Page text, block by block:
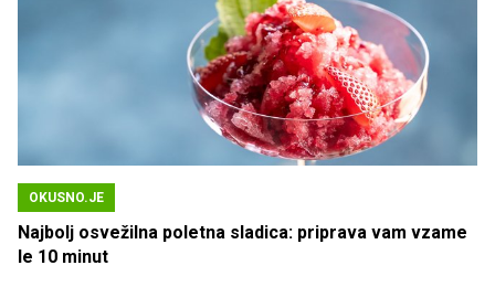
OKUSNO.JE
Najbolj osvežilna poletna sladica: priprava vam vzame
le 10 minut